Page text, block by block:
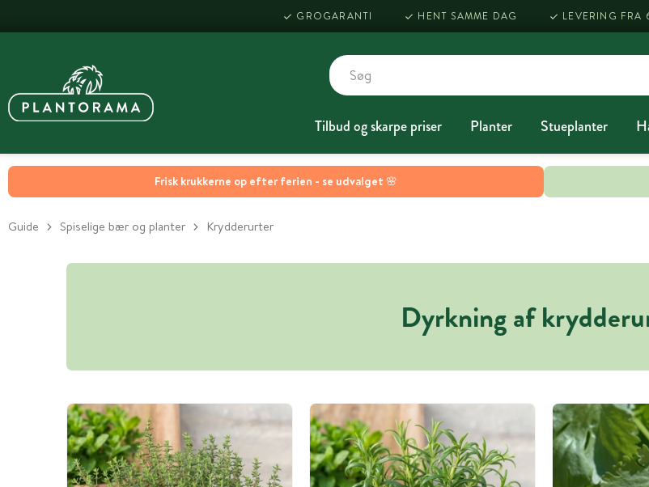
Frisk krukkerne op efter ferien - se udvalget 🌸
GROGARANTI HENT SAMME DAG LEVERING FRA
Tilbud og skarpe priser Planter Stueplanter
Guide Spiselige bær og planter Krydderurter
Dyrkning af